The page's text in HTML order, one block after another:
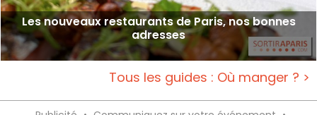
Les nouveaux restaurants de Paris, nos bonnes
adresses
Tous les guides : Où manger ? >